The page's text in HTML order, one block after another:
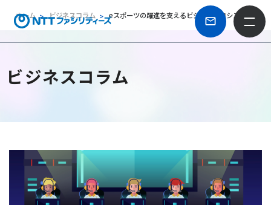
ホーム ビジネスコラム eスポーツの躍進を支えるビジネスエコシステム
ビジネスコラム